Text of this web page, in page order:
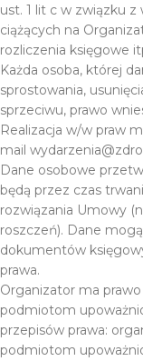
ust. 1 lit c w związku
ciążących na
rozliczenia księgowe
Każda osoba, której
sprostowania,
sprzeciwu, prawo
Realizacja w/w praw
mail
Dane osobowe
będą przez czas
rozwiązania Umowy
roszczeń). Dane
dokumentów
prawa.
Organizator ma
podmiotom
przepisów prawa:
podmiotom